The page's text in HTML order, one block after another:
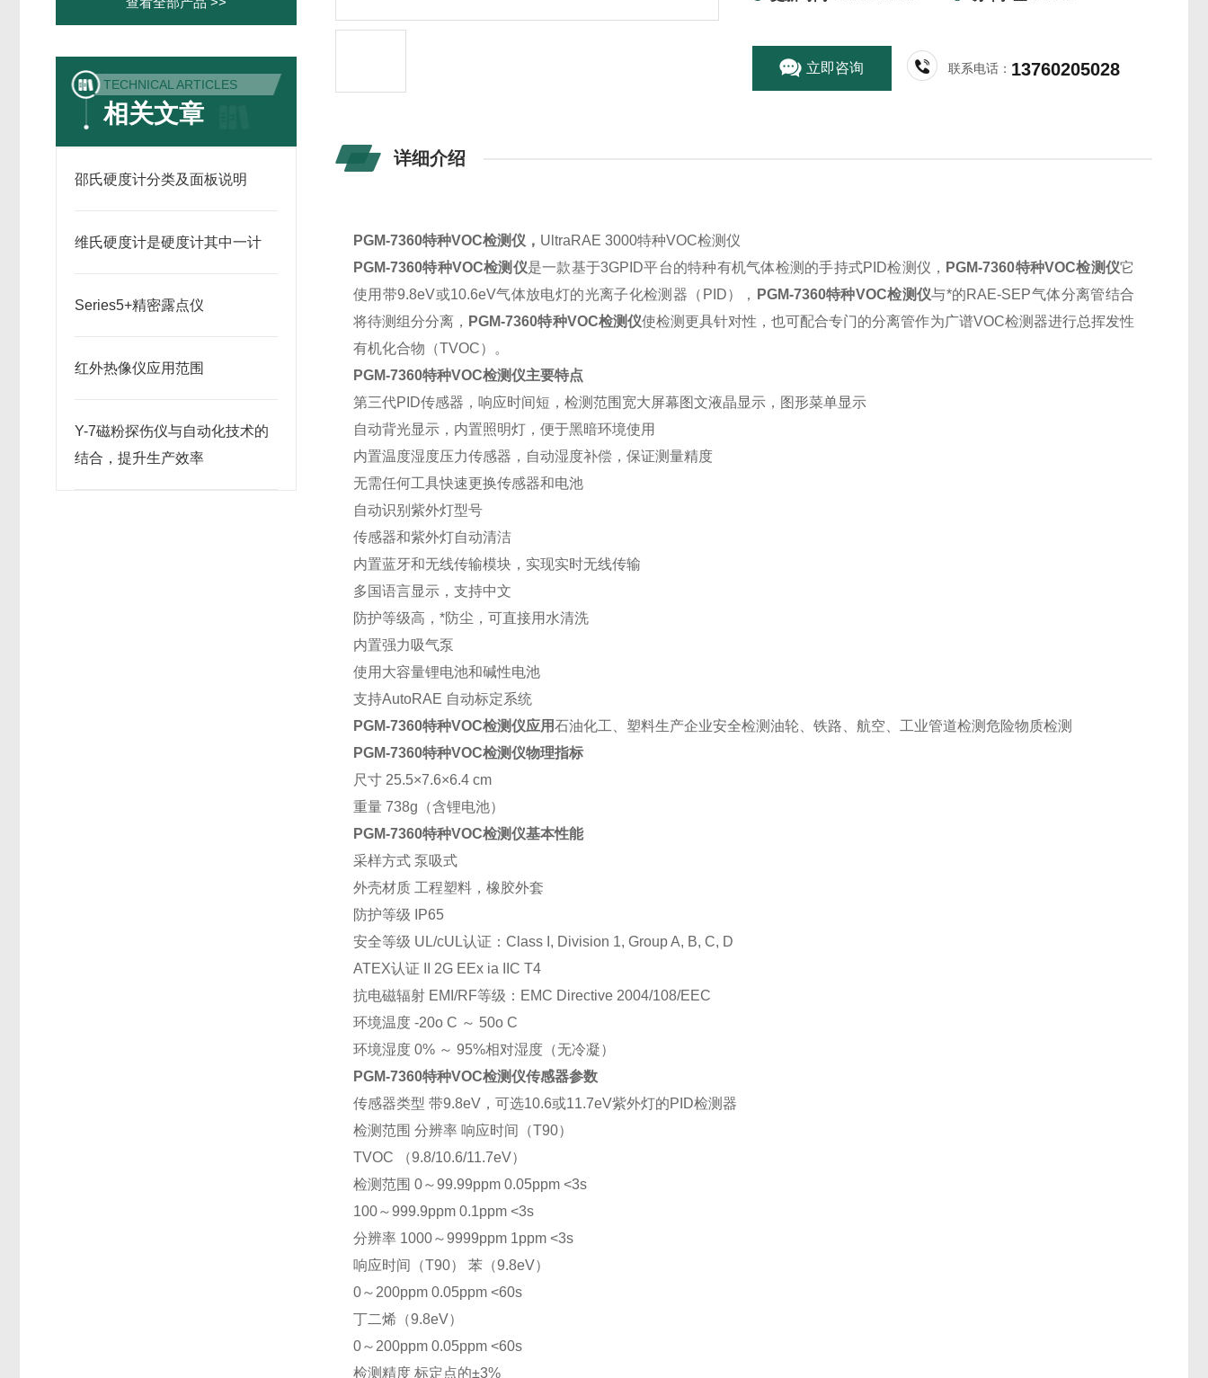
TECHNICAL ARTICLES
相关文章
邵氏硬度计分类及面板说明
维氏硬度计是硬度计其中一计
Series5+精密露点仪
红外热像仪应用范围
Y-7磁粉探伤仪与自动化技术的
结合，提升生产效率
立即咨询 联系电话： 13760205028
详细介绍
PGM-7360特种VOC检测仪， UltraRAE 3000特种VOC检测仪
PGM-7360特种VOC检测仪是一款基于3GPID平台的特种有机气体检测的手持式PID检测仪， PGM-7360特种VOC检测仪它
使用带9.8eV或10.6eV气体放电灯的光离子化检测器（PID），
PGM-7360特种VOC检测仪与*的RAE-SEP气体分离管结合
将待测组分分离， PGM-7360特种VOC检测仪使检测更具针对性，也可配合专门的分离管作为广谱VOC检测器进行总挥发性
有机化合物（TVOC）。
PGM-7360特种VOC检测仪主要特点
第三代PID传感器，响应时间短，检测范围宽大屏幕图文液晶显示，图形菜单显示
自动背光显示，内置照明灯，便于黑暗环境使用
内置温度湿度压力传感器，自动湿度补偿，保证测量精度
无需任何工具快速更换传感器和电池
自动识别紫外灯型号
传感器和紫外灯自动清洁
内置蓝牙和无线传输模块，实现实时无线传输
多国语言显示，支持中文
防护等级高，*防尘，可直接用水清洗
内置强力吸气泵
使用大容量锂电池和碱性电池
支持AutoRAE 自动标定系统
PGM-7360特种VOC检测仪应用石油化工、塑料生产企业安全检测油轮、铁路、航空、工业管道检测危险物质检测
PGM-7360特种VOC检测仪物理指标
尺寸 25.5×7.6×6.4 cm
重量 738g（含锂电池）
PGM-7360特种VOC检测仪基本性能
采样方式 泵吸式
外壳材质 工程塑料，橡胶外套
防护等级 IP65
安全等级 UL/cUL认证：Class I, Division 1, Group A, B, C, D
ATEX认证 II 2G EEx ia IIC T4
抗电磁辐射 EMI/RF等级：EMC Directive 2004/108/EEC
环境温度 -20o C ～ 50o C
环境湿度 0% ～ 95%相对湿度（无冷凝）
PGM-7360特种VOC检测仪传感器参数
传感器类型 带9.8eV，可选10.6或11.7eV紫外灯的PID检测器
检测范围 分辨率 响应时间（T90）
TVOC （9.8/10.6/11.7eV）
检测范围 0～99.99ppm 0.05ppm <3s
100～999.9ppm 0.1ppm <3s
分辨率 1000～9999ppm 1ppm <3s
响应时间（T90） 苯（9.8eV）
0～200ppm 0.05ppm <60s
丁二烯（9.8eV）
0～200ppm 0.05ppm <60s
检测精度 标定点的±3%